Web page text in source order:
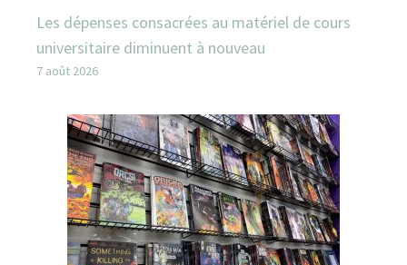
Les dépenses consacrées au matériel de cours
universitaire diminuent à nouveau
7 août 2026